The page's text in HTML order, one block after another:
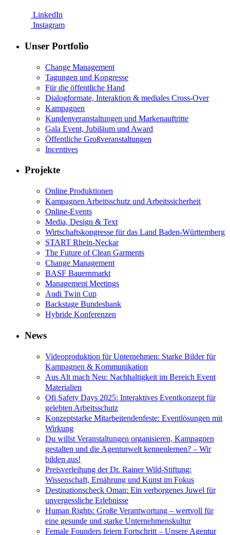
LinkedIn
Instagram
Unser Portfolio
Change Management
Tagungen und Kongresse
Für die öffentliche Hand
Dialogformate, Interaktion & mediales Cross-Over
Kampagnen
Kundenveranstaltungen und Markenauftritte
Gala Event, Jubiläum und Award
Öffentliche Großveranstaltungen
Incentives
Projekte
Online Produktionen
Kampagnen Arbeitsschutz und Arbeitssicherheit
Online-Events
Media, Design & Text
Wirtschaftskongresse für das Land Baden-Württemberg
START Rhein-Neckar
The Future of Clean Garments
Change Management
BASF Bauernmarkt
Management Meetings
Audi Twin Cup
Backstage Bundesbank
Hybride Konferenzen
News
Videoproduktion für Unternehmen: Starke Bilder für
Kampagnen & Kommunikation
Aus Alt mach Neu: Nachhaltigkeit im Bereich Event
Materialien
Ofi Safety Days 2025: Interaktives Eventkonzept für
gelebten Arbeitsschutz
Konzeptstarke Mitarbeitendenfeste: Eventlösungen mit
Wirkung
Du willst Veranstaltungen organisieren, Kampagnen
gestalten und die Agenturwelt kennenlernen? – Wir
bilden aus!
Preisverleihung der Dr. Rainer Wild-Stiftung:
Wissenschaft, Ernährung und Kunst im Fokus
Destinationscheck Oman: Ein verborgenes Juwel für
unvergessliche Erlebnisse
Human Rights: Große Verantwortung – wertvoll für
eine gesunde und starke Unternehmenskultur
Female Founders feiern Fortschritt – Unsere Agentur